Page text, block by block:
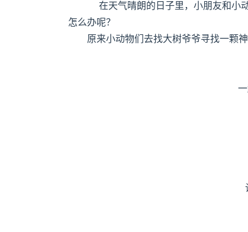
在天气晴朗的日子里，小朋友和小
怎么办呢？
原来小动物们去找大树爷爷寻找一颗